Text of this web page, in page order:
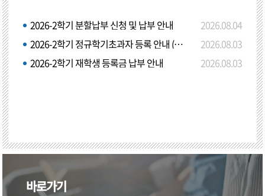
2026-2학기 분할납부 신청 및 납부 안내
2026.08.04
2026-2학기 정규학기초과자 등록 안내 (학점등록)
2026.08.03
2026-2학기 재학생 등록금 납부 안내
2026.08.03
바로가기